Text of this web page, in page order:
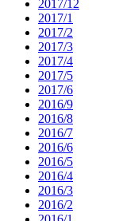
2017/12
2017/1
2017/2
2017/3
2017/4
2017/5
2017/6
2016/9
2016/8
2016/7
2016/6
2016/5
2016/4
2016/3
2016/2